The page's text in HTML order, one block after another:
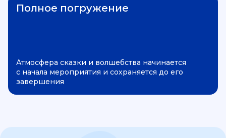
Полное погружение
Атмосфера сказки и волшебства начинается
с начала мероприятия и сохраняется до его
завершения